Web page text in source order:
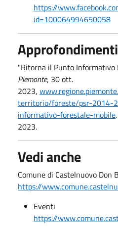
https://
id=100064994650058
Approfondimenti
"Ritorna il Punto Informativo
Piemonte, 30 ott.
2023,
territorio/foreste/psr-2014-
informativo-forestale-mobile
2023.
Vedi anche
Comune di Castelnuovo Don
https://
Eventi
https://